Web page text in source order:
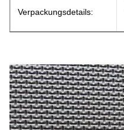
Verpackungsdetails: